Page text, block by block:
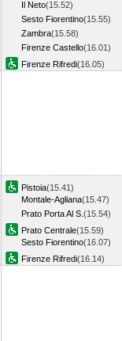
Il Neto(15.52)
Sesto Fiorentino(15.55)
Zambra(15.58)
Firenze Castello(16.01)
Firenze Rifredi(16.05)
Pistoia(15.41)
Montale-Agliana(15.47)
Prato Porta Al S. (15.54)
Prato Centrale(15.59)
Sesto Fiorentino(16.07)
Firenze Rifredi(16.14)